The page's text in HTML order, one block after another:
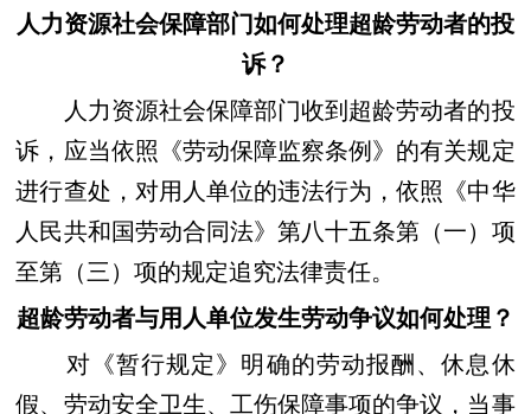
人力资源社会保障部门如何处理超龄劳动者的投
诉？
人力资源社会保障部门收到超龄劳动者的投
诉，应当依照《劳动保障监察条例》的有关规定
进行查处，对用人单位的违法行为，依照《中华
人民共和国劳动合同法》第八十五条第（一）项
至第（三）项的规定追究法律责任。
超龄劳动者与用人单位发生劳动争议如何处理？
对《暂行规定》明确的劳动报酬、休息休
假、劳动安全卫生、工伤保障事项的争议，当事